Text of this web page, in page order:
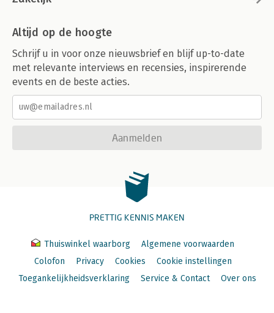
Altijd op de hoogte
Schrijf u in voor onze nieuwsbrief en blijf up-to-date
met relevante interviews en recensies, inspirerende
events en de beste acties.
Aanmelden
PRETTIG KENNIS MAKEN
Thuiswinkel waarborg
Algemene voorwaarden
Colofon
Privacy Cookies
Cookie instellingen
Toegankelijkheidsverklaring
Service & Contact Over ons